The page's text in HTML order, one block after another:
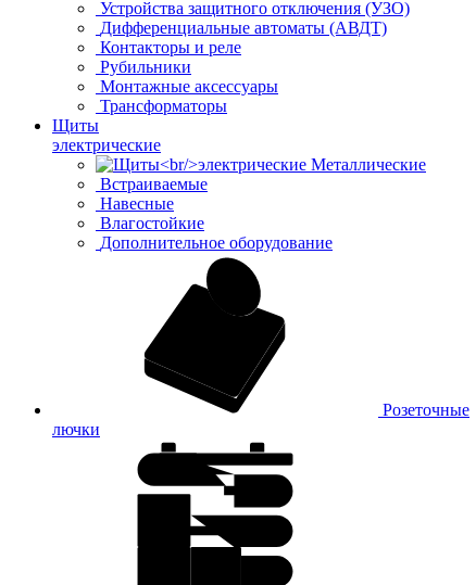
Устройства защитного отключения (УЗО)
Дифференциальные автоматы (АВДТ)
Контакторы и реле
Рубильники
Монтажные аксессуары
Трансформаторы
Щиты
электрические
Металлические
Встраиваемые
Навесные
Влагостойкие
Дополнительное оборудование
Розеточные
лючки